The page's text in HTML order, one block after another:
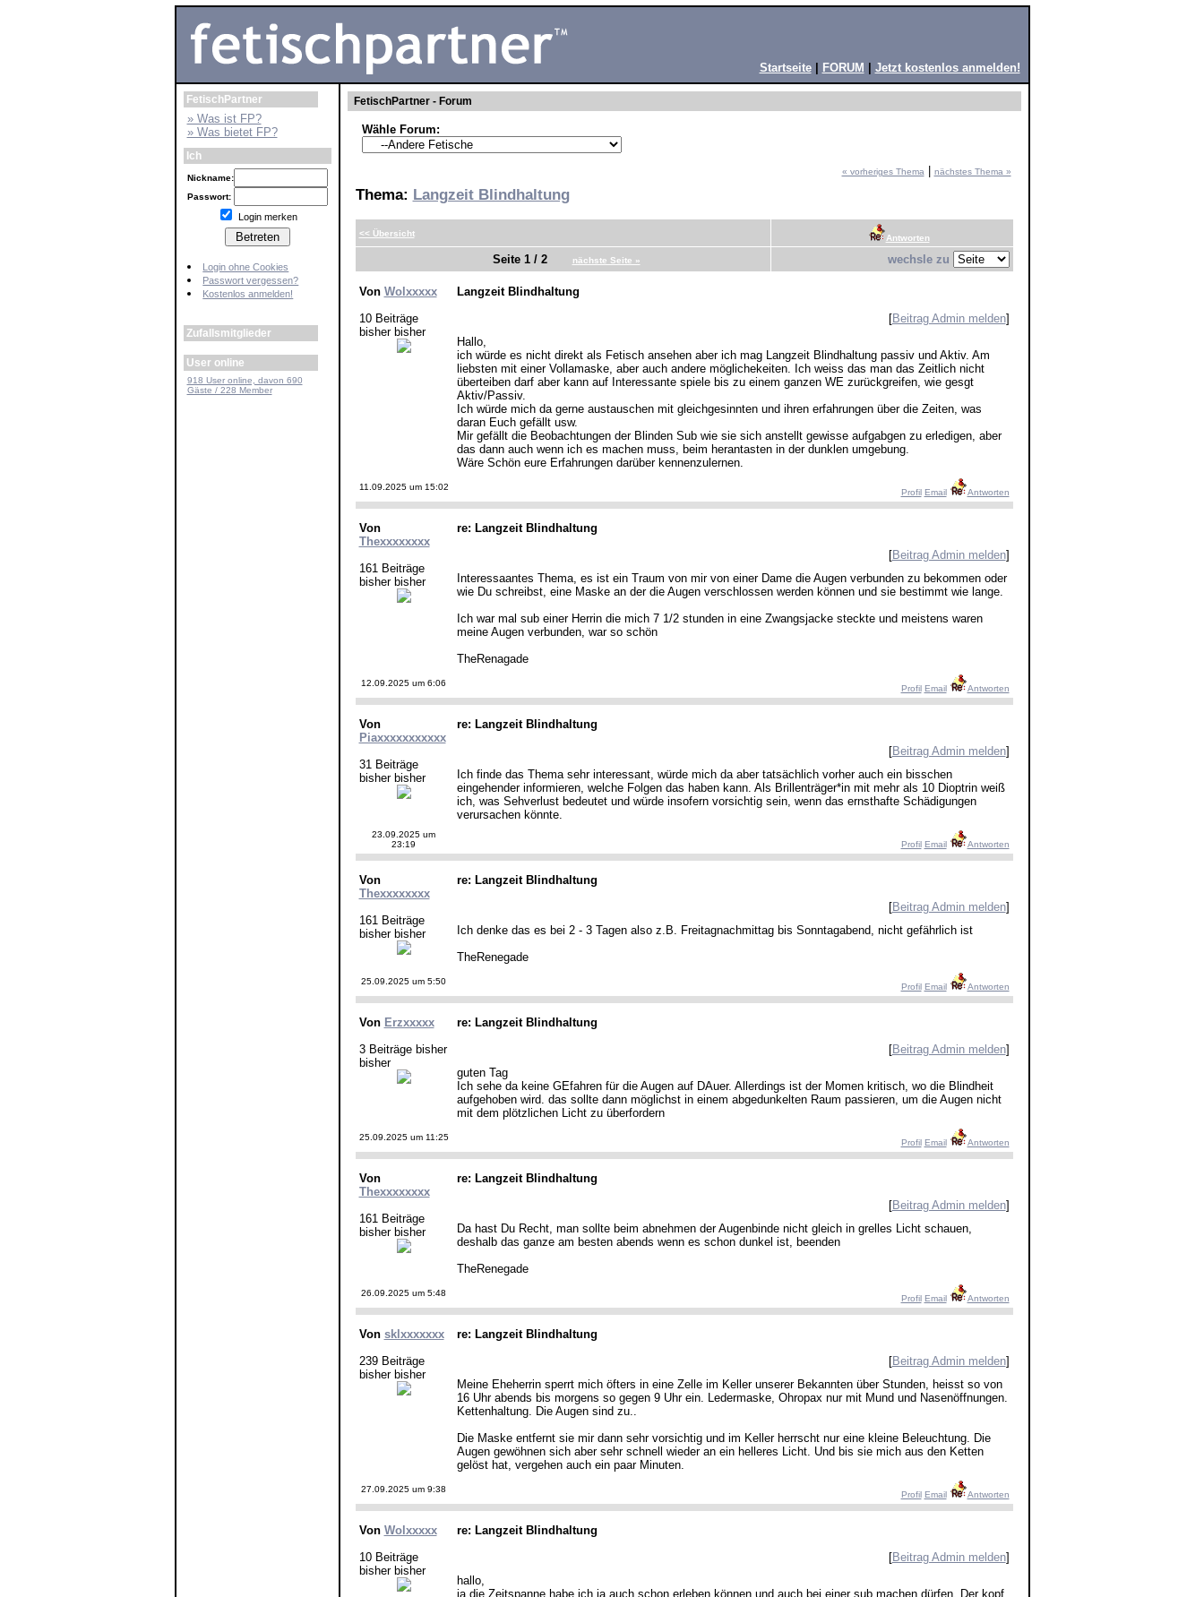
Startseite| FORUM Jetzt kostenlos anmelden!
FetischPartner
» Was ist FP?
» Was bietet FP?
Ich
Nickname:
Passwort:
Login merken
Login ohne Cookies
Passwort vergessen?
Kostenlos anmelden!
Zufallsmitglieder
User online
918 User online, davon 690
Gäste / 228 Member
FetischPartner - Forum
Wähle Forum:
« vorheriges Thema| nächstes Thema »
Thema: Langzeit Blindhaltung
<< Übersicht Antworten
Seite 1 / 2 nächste Seite » wechsle zu
Von Wolxxxxx
10 Beiträge
bisher bisher
Langzeit Blindhaltung
[Beitrag Admin melden]
Hallo,
ich würde es nicht direkt als Fetisch ansehen aber ich mag Langzeit Blindhaltung passiv und Aktiv. Am
liebsten mit einer Vollamaske, aber auch andere möglichekeiten. Ich weiss das man das Zeitlich nicht
überteiben darf aber kann auf Interessante spiele bis zu einem ganzen WE zurückgreifen, wie gesgt
Aktiv/Passiv.
Ich würde mich da gerne austauschen mit gleichgesinnten und ihren erfahrungen über die Zeiten, was
daran Euch gefällt usw.
Mir gefällt die Beobachtungen der Blinden Sub wie sie sich anstellt gewisse aufgabgen zu erledigen, aber
das dann auch wenn ich es machen muss, beim herantasten in der dunklen umgebung.
Wäre Schön eure Erfahrungen darüber kennenzulernen.
11.09.2025 um 15:02
Profil Email Antworten
Von
Thexxxxxxxx
161 Beiträge
bisher bisher
re: Langzeit Blindhaltung
[Beitrag Admin melden]
Interessaantes Thema, es ist ein Traum von mir von einer Dame die Augen verbunden zu bekommen oder
wie Du schreibst, eine Maske an der die Augen verschlossen werden können und sie bestimmt wie lange.
Ich war mal sub einer Herrin die mich 7 1/2 stunden in eine Zwangsjacke steckte und meistens waren
meine Augen verbunden, war so schön
TheRenagade
12.09.2025 um 6:06
Profil Email Antworten
Von
Piaxxxxxxxxxxx
31 Beiträge
bisher bisher
re: Langzeit Blindhaltung
[Beitrag Admin melden]
Ich finde das Thema sehr interessant, würde mich da aber tatsächlich vorher auch ein bisschen
eingehender informieren, welche Folgen das haben kann. Als Brillenträger*in mit mehr als 10 Dioptrin weiß
ich, was Sehverlust bedeutet und würde insofern vorsichtig sein, wenn das ernsthafte Schädigungen
verursachen könnte.
23.09.2025 um
23:19
Profil Email Antworten
Von
Thexxxxxxxx
161 Beiträge
bisher bisher
re: Langzeit Blindhaltung
[Beitrag Admin melden]
Ich denke das es bei 2 - 3 Tagen also z.B. Freitagnachmittag bis Sonntagabend, nicht gefährlich ist
TheRenegade
25.09.2025 um 5:50
Profil Email Antworten
Von Erzxxxxx
3 Beiträge bisher
bisher
re: Langzeit Blindhaltung
[Beitrag Admin melden]
guten Tag
Ich sehe da keine GEfahren für die Augen auf DAuer. Allerdings ist der Momen kritisch, wo die Blindheit
aufgehoben wird. das sollte dann möglichst in einem abgedunkelten Raum passieren, um die Augen nicht
mit dem plötzlichen Licht zu überfordern
25.09.2025 um 11:25
Profil Email Antworten
Von
Thexxxxxxxx
161 Beiträge
bisher bisher
re: Langzeit Blindhaltung
[Beitrag Admin melden]
Da hast Du Recht, man sollte beim abnehmen der Augenbinde nicht gleich in grelles Licht schauen,
deshalb das ganze am besten abends wenn es schon dunkel ist, beenden
TheRenegade
26.09.2025 um 5:48
Profil Email Antworten
Von sklxxxxxxx
239 Beiträge
bisher bisher
re: Langzeit Blindhaltung
[Beitrag Admin melden]
Meine Eheherrin sperrt mich öfters in eine Zelle im Keller unserer Bekannten über Stunden, heisst so von
16 Uhr abends bis morgens so gegen 9 Uhr ein. Ledermaske, Ohropax nur mit Mund und Nasenöffnungen.
Kettenhaltung. Die Augen sind zu..
Die Maske entfernt sie mir dann sehr vorsichtig und im Keller herrscht nur eine kleine Beleuchtung. Die
Augen gewöhnen sich aber sehr schnell wieder an ein helleres Licht. Und bis sie mich aus den Ketten
gelöst hat, vergehen auch ein paar Minuten.
27.09.2025 um 9:38
Profil Email Antworten
Von Wolxxxxx
10 Beiträge
bisher bisher
re: Langzeit Blindhaltung
[Beitrag Admin melden]
hallo,
ja die Zeitspanne habe ich ja auch schon erleben können und auch bei einer sub machen dürfen. Der kopf